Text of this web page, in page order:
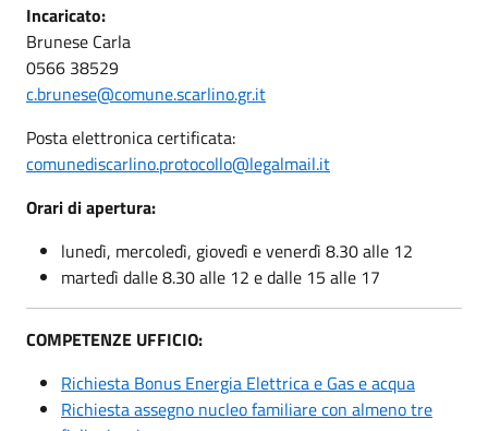
Incaricato:
Brunese Carla
0566 38529
c.brunese@comune.scarlino.gr.it
Posta elettronica certificata:
comunediscarlino.protocollo@legalmail.it
Orari di apertura:
lunedì, mercoledì, giovedì e venerdì 8.30 alle 12
martedì dalle 8.30 alle 12 e dalle 15 alle 17
COMPETENZE UFFICIO:
Richiesta Bonus Energia Elettrica e Gas e acqua
Richiesta assegno nucleo familiare con almeno tre